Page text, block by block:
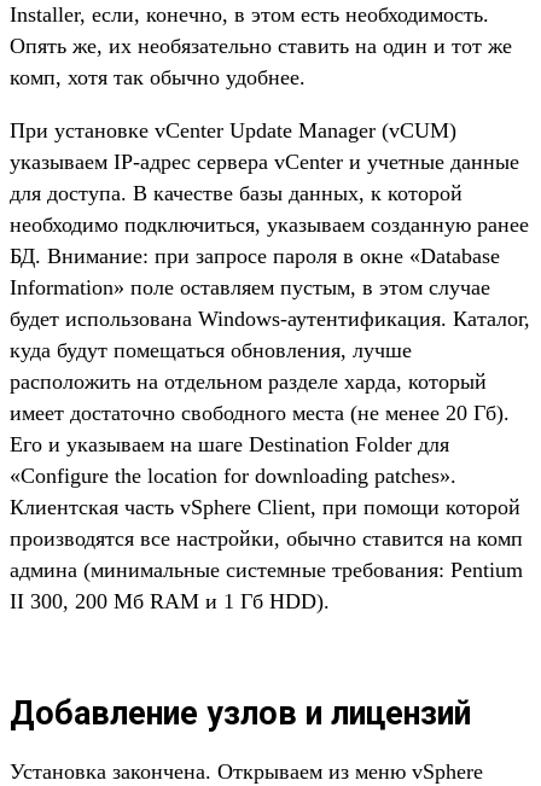
Installer, если, конечно, в этом есть необходимость.
Опять же, их необязательно ставить на один и тот же
комп, хотя так обычно удобнее.
При установке vCenter Update Manager (vCUM)
указываем IP-адрес сервера vCenter и учетные данные
для доступа. В качестве базы данных, к которой
необходимо подключиться, указываем созданную ранее
БД. Внимание: при запросе пароля в окне «Database
Information» поле оставляем пустым, в этом случае
будет использована Windows-аутентификация. Каталог,
куда будут помещаться обновления, лучше
расположить на отдельном разделе харда, который
имеет достаточно свободного места (не менее 20 Гб).
Его и указываем на шаге Destination Folder для
«Configure the location for downloading patches».
Клиентская часть vSphere Client, при помощи которой
производятся все настройки, обычно ставится на комп
админа (минимальные системные требования: Pentium
II 300, 200 Мб RAM и 1 Гб HDD).
Добавление узлов и лицензий
Установка закончена. Открываем из меню vSphere